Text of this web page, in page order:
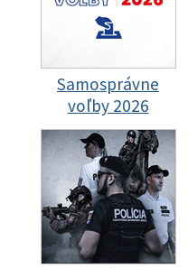
Samosprávne
voľby 2026